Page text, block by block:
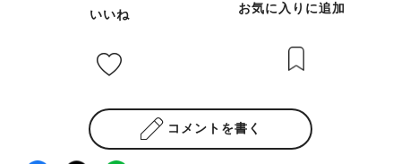
いいね お気に入りに追加
コメントを書く